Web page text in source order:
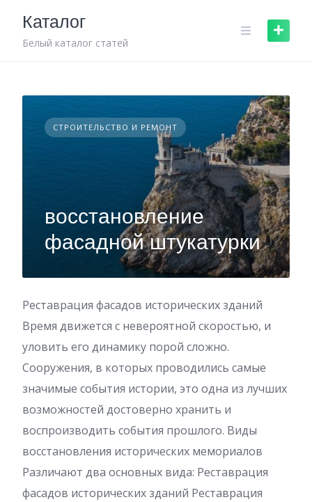
content
Каталог
Белый каталог статей
СТРОИТЕЛЬСТВО И РЕМОНТ
восстановление
фасадной штукатурки
Реставрация фасадов исторических зданий
Время движется с невероятной скоростью, и
уловить его динамику порой сложно.
Сооружения, в которых проводились самые
значимые события истории, это одна из лучших
возможностей достоверно хранить и
воспроизводить события прошлого. Виды
восстановления исторических мемориалов
Различают два основных вида: Реставрация
фасадов исторических зданий Реставрация